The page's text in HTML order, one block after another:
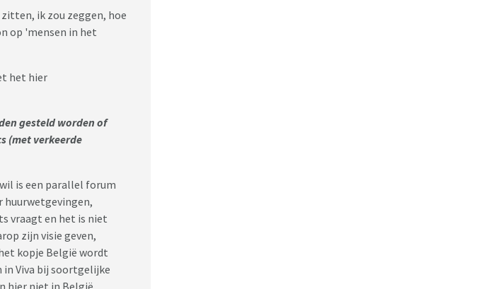
ik zou zeggen, hoe
op 'mensen in het
het hier
gesteld worden of
(met verkeerde
is een parallel forum
huurwetgevingen,
vraagt en het is niet
zijn visie geven,
kopje België wordt
Viva bij soortgelijke
hier niet in België.